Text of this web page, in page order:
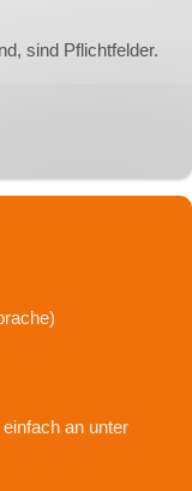
sind Pflichtfelder.
an unter